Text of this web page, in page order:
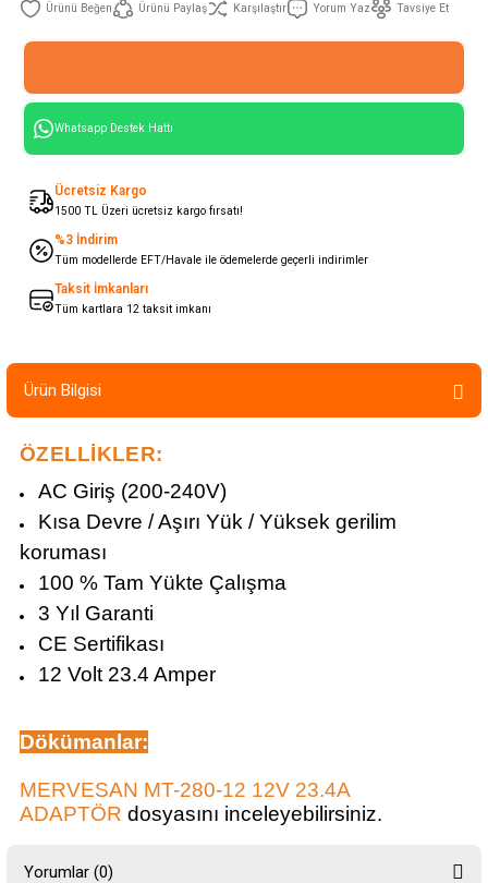
Ürünü Paylaş Karşılaştır Yorum Yaz Tavsiye Et
Whatsapp Destek Hattı
Ücretsiz Kargo
1500 TL Üzeri ücretsiz kargo fırsatı!
%3 İndirim
Tüm modellerde EFT/Havale ile ödemelerde geçerli indirimler
Taksit İmkanları
Tüm kartlara 12 taksit imkanı
Ürün Bilgisi
ÖZELLİKLER:
AC Giriş (200-240V)
Kısa Devre / Aşırı Yük / Yüksek gerilim
koruması
100 % Tam Yükte Çalışma
3 Yıl Garanti
CE Sertifikası
12 Volt 23.4 Amper
Dökümanlar:
MERVESAN MT-280-12 12V 23.4A
ADAPTÖR dosyasını inceleyebilirsiniz.
Yorumlar (0)